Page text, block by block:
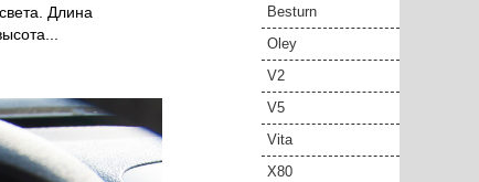
Длина
Besturn
Oley
V2
V5
Vita
X80